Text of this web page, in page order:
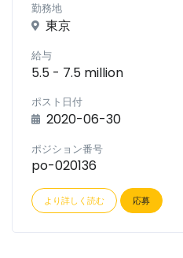
勤務地
東京
給与
5.5 - 7.5 million
ポスト日付
2020-06-30
ポジション番号
po-020136
より詳しく読む 応募